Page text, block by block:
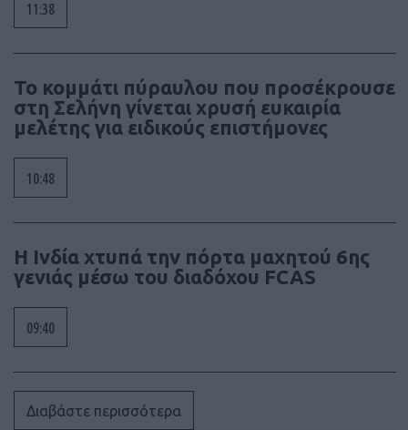
11:38
Το κομμάτι πύραυλου που προσέκρουσε
στη Σελήνη γίνεται χρυσή ευκαιρία
μελέτης για ειδικούς επιστήμονες
10:48
Η Ινδία χτυπά την πόρτα μαχητού 6ης
γενιάς μέσω του διαδόχου FCAS
09:40
Διαβάστε περισσότερα